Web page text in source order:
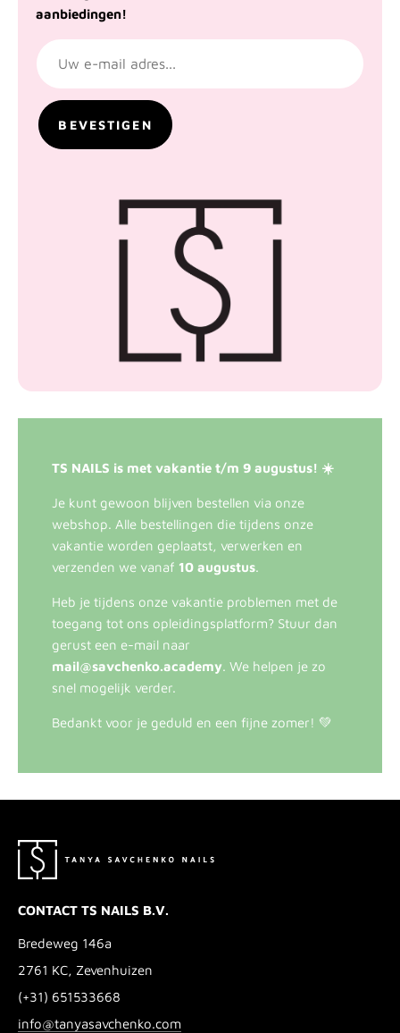
aanbiedingen!
TS NAILS is met vakantie t/m 9 augustus! ☀️
Je kunt gewoon blijven bestellen via onze
webshop. Alle bestellingen die tijdens onze
vakantie worden geplaatst, verwerken en
verzenden we vanaf 10 augustus.
Heb je tijdens onze vakantie problemen met de
toegang tot ons opleidingsplatform? Stuur dan
gerust een e-mail naar
mail@savchenko.academy. We helpen je zo
snel mogelijk verder.
Bedankt voor je geduld en een fijne zomer! 💚
CONTACT TS NAILS B.V.
Bredeweg 146a
2761 KC, Zevenhuizen
(+31) 651533668
info@tanyasavchenko.com